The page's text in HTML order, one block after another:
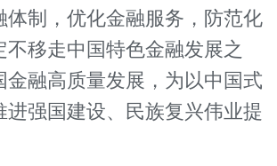
体制，优化金融服务，防范化
不移走中国特色金融发展之
金融高质量发展，为以中国式
进强国建设、民族复兴伟业提